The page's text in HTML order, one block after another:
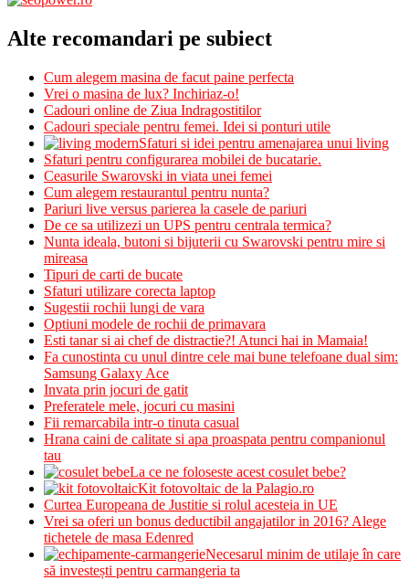
Alte recomandari pe subiect
Cum alegem masina de facut paine perfecta
Vrei o masina de lux? Inchiriaz-o!
Cadouri online de Ziua Indragostitilor
Cadouri speciale pentru femei. Idei si ponturi utile
Sfaturi si idei pentru amenajarea unui living
Sfaturi pentru configurarea mobilei de bucatarie.
Ceasurile Swarovski in viata unei femei
Cum alegem restaurantul pentru nunta?
Pariuri live versus parierea la casele de pariuri
De ce sa utilizezi un UPS pentru centrala termica?
Nunta ideala, butoni si bijuterii cu Swarovski pentru mire si
mireasa
Tipuri de carti de bucate
Sfaturi utilizare corecta laptop
Sugestii rochii lungi de vara
Optiuni modele de rochii de primavara
Esti tanar si ai chef de distractie?! Atunci hai in Mamaia!
Fa cunostinta cu unul dintre cele mai bune telefoane dual sim:
Samsung Galaxy Ace
Invata prin jocuri de gatit
Preferatele mele, jocuri cu masini
Fii remarcabila intr-o tinuta casual
Hrana caini de calitate si apa proaspata pentru companionul
tau
La ce ne foloseste acest cosulet bebe?
Kit fotovoltaic de la Palagio.ro
Curtea Europeana de Justitie si rolul acesteia in UE
Vrei sa oferi un bonus deductibil angajatilor in 2016? Alege
tichetele de masa Edenred
Necesarul minim de utilaje în care
să investești pentru carmangeria ta